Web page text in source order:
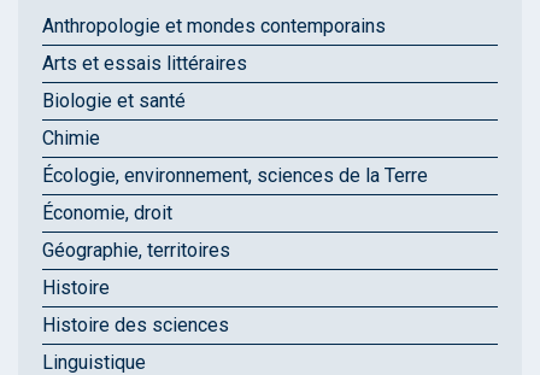
Anthropologie et mondes contemporains
Arts et essais littéraires
Biologie et santé
Chimie
Écologie, environnement, sciences de la Terre
Économie, droit
Géographie, territoires
Histoire
Histoire des sciences
Linguistique